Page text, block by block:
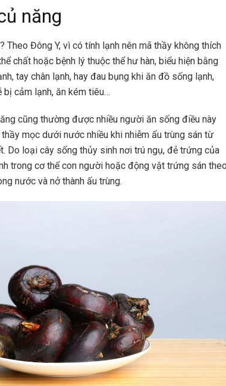
năng
Theo Đông Y, vì có tính lạnh nên mã thầy không thích
chất hoặc bệnh lý thuộc thể hư hàn, biểu hiện bằng
tay chân lạnh, hay đau bụng khi ăn đồ sống lạnh,
bị cảm lạnh, ăn kém tiêu…
cũng thường được nhiều người ăn sống điều này
mọc dưới nước nhiều khi nhiễm ấu trùng sán từ
Do loại cây sống thủy sinh nơi trú ngụ, đẻ trứng của
trong cơ thể con người hoặc động vật trứng sán theo
nước và nở thành ấu trùng.